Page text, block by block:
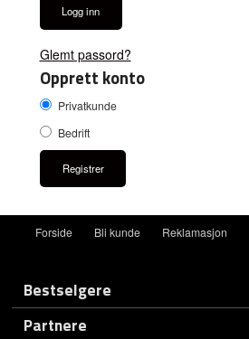
Glemt passord?
Opprett konto
Privatkunde
Bedrift
Forside Bli kunde Reklamasjon
Bestselgere
Partnere